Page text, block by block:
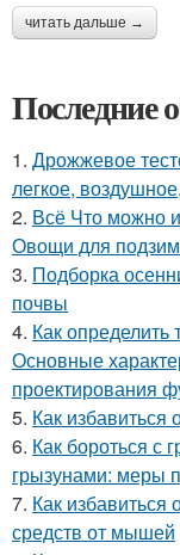
читать дальше →
Последние
1. Дрожжевое
легкое,
2. Всё Что можно
Овощи для
3. Подборка
почвы
4. Как определить
Основные
проектирования
5. Как
6. Как бороться с
грызунами: меры
7. Как
средств от мышей